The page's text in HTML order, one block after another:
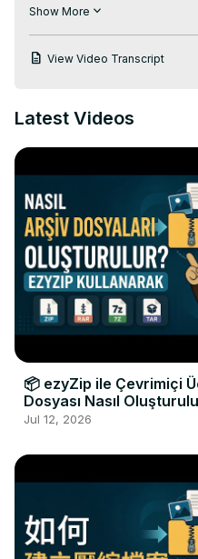
シンプルな3ステップのプロセ
3. 「圧縮」をクリックして
#jpeg50kbに #サイズ圧縮
お問い合わせ:
https://
LinkedIn:
https://
Pinterest: https://
Show More
View Video Transcript
Latest Videos
📦 ezyZip ile Çevrimiçi
Dosyası Nasıl
Kurulumu Gerekmez
Jul 12, 2026